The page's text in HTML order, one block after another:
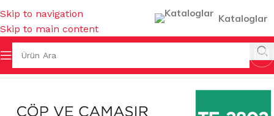
Skip to navigation
Skip to main content
Kataloglar
ÇÖP VE ÇAMAŞIR ARABALARI